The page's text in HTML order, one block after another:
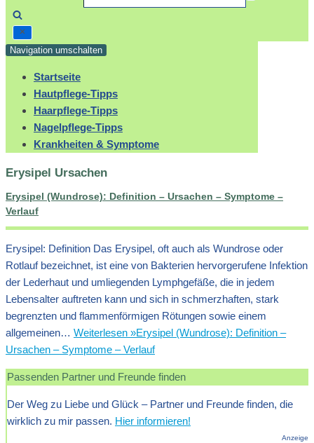
Navigation umschalten
Startseite
Hautpflege-Tipps
Haarpflege-Tipps
Nagelpflege-Tipps
Krankheiten & Symptome
Erysipel Ursachen
Erysipel (Wundrose): Definition – Ursachen – Symptome –
Verlauf
Erysipel: Definition Das Erysipel, oft auch als Wundrose oder
Rotlauf bezeichnet, ist eine von Bakterien hervorgerufene Infektion
der Lederhaut und umliegenden Lymphgefäße, die in jedem
Lebensalter auftreten kann und sich in schmerzhaften, stark
begrenzten und flammenförmigen Rötungen sowie einem
allgemeinen… Weiterlesen »Erysipel (Wundrose): Definition –
Ursachen – Symptome – Verlauf
Passenden Partner und Freunde finden
Der Weg zu Liebe und Glück – Partner und Freunde finden, die
wirklich zu mir passen. Hier informieren!
Anzeige